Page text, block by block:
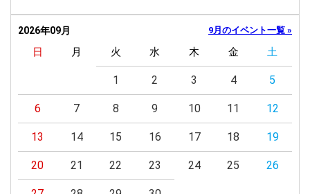
2026年09月 9月のイベント一覧 »
日 月 火 水 木 金 土
1 2 3 4 5
6 7 8 9 10 11 12
13 14 15 16 17 18 19
20 21 22 23 24 25 26